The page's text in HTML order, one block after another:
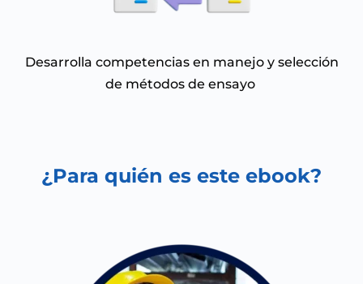
Desarrolla competencias en manejo y selección
de métodos de ensayo
¿Para quién es este ebook?